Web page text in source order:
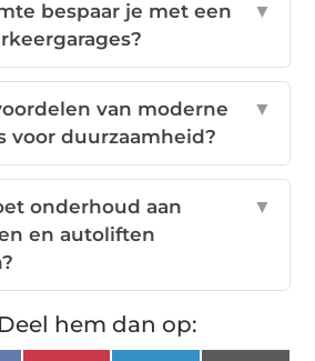
bespaar je met een
▼
van moderne
voor duurzaamheid?
▼
onderhoud aan
en autoliften
▼
hem dan op: